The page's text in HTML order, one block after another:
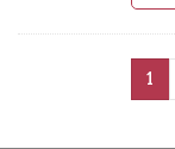
1
OnlyOne セ
OnlyOne テ